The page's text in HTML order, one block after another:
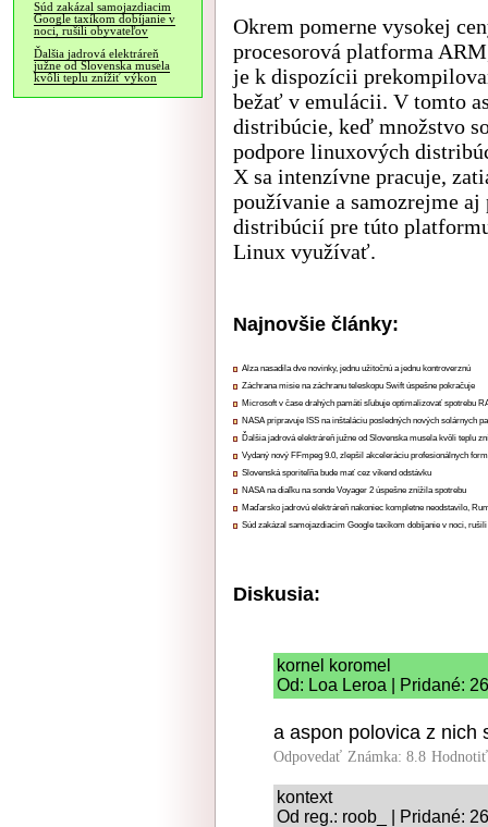
Súd zakázal samojazdiacim
Google taxíkom dobíjanie v
noci, rušili obyvateľov
Ďalšia jadrová elektráreň
južne od Slovenska musela
kvôli teplu znížiť výkon
Okrem pomerne vysokej
procesorová platforma
je k dispozícii
bežať v emulácii. V tomto
distribúcie, keď množstvo
podpore linuxových
X sa intenzívne pracuje,
používanie a samozrejme
distribúcií pre túto
Linux využívať.
Najnovšie články:
Alza nasadila dve novinky, jednu užitočnú a jednu kontroverznú
Záchrana misie na záchranu teleskopu Swift úspešne pokračuje
Microsoft v čase drahých pamätí sľubuje optimalizovať spotrebu
NASA pripravuje ISS na inštaláciu posledných nových solárnych
Ďalšia jadrová elektráreň južne od Slovenska musela kvôli teplu
Vydaný nový FFmpeg 9.0, zlepšil akceleráciu profesionálnych
Slovenská sporiteľňa bude mať cez víkend odstávku
NASA na diaľku na sonde Voyager 2 úspešne znížila spotrebu
Maďarsko jadrovú elektráreň nakoniec kompletne neodstavilo,
Súd zakázal samojazdiacim Google taxíkom dobíjanie v noci,
Diskusia:
kornel koromel
Od: Loa Leroa | Pridané:
a aspon polovica z nich
Odpovedať Známka: 8.8
kontext
Od reg.: roob_ | Pridané: